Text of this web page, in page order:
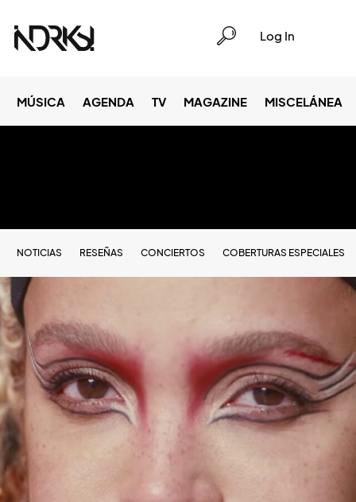
Log In
MÚSICA AGENDA TV MAGAZINE MISCELÁNEA
NOTICIAS RESEÑAS CONCIERTOS COBERTURAS ESPECIALES